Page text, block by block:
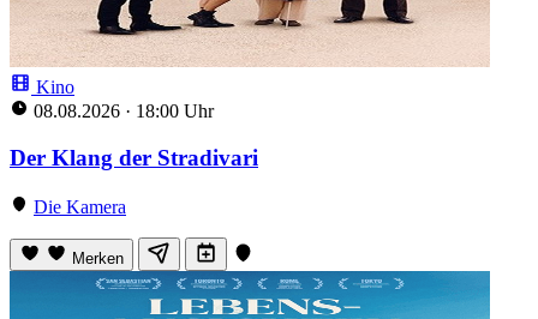
Kino
08.08.2026 · 18:00 Uhr
Der Klang der Stradivari
Die Kamera
Merken